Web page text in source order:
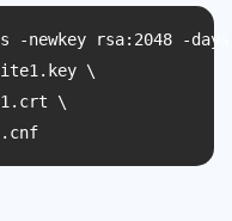
-newkey rsa:2048 -
\
\